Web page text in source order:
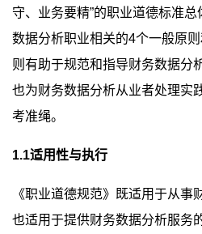
守、业务要精”的职业道德标准
数据分析职业相关的4个一般原
则有助于规范和指导财务数据分
也为财务数据分析从业者处理实
考准绳。
1.1适用性与执行
《职业道德规范》既适用于从事
也适用于提供财务数据分析服务